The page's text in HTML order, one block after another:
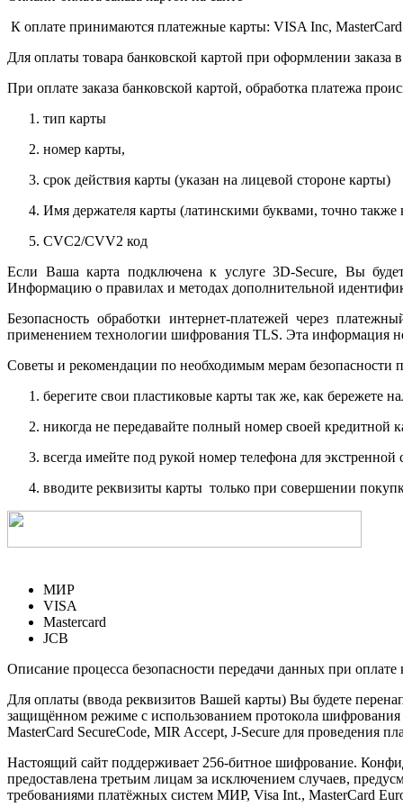
К оплате принимаются платежные карты: VISA Inc,
Для оплаты товара банковской картой при оформлении заказа
При оплате заказа банковской картой, обработка платежа
тип карты
номер карты,
срок действия карты (указан на лицевой стороне карты)
Имя держателя карты (латинскими буквами, точно также
CVC2/CVV2 код
Если Ваша карта подключена к услуге 3D-Secure, Вы
Информацию о правилах и методах дополнительной
Безопасность обработки интернет-платежей через
применением технологии шифрования TLS. Эта информация
Советы и рекомендации по необходимым мерам безопасности
берегите свои пластиковые карты так же, как бережете
никогда не передавайте полный номер своей
всегда имейте под рукой номер телефона для
вводите реквизиты карты только при совершении
МИР
VISA
Mastercard
JCB
Описание процесса безопасности передачи данных при оплате
Для оплаты (ввода реквизитов Вашей карты) Вы будете
защищённом режиме с использованием протокола
MasterCard SecureCode, MIR Accept, J-Secure для проведения
Настоящий сайт поддерживает 256-битное шифрование.
предоставлена третьим лицам за исключением случаев,
требованиями платёжных систем МИР, Visa Int., MasterCard